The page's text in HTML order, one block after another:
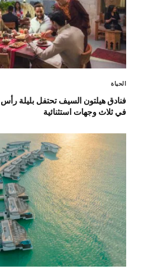
الحياة
فنادق هيلتون السيف تحتفل بليلة
في ثلاث وجهات استثنائية